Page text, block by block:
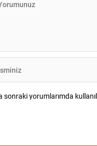
sonraki yorumlarımda